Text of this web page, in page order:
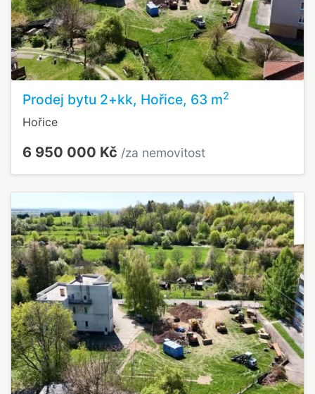
Prodej bytu 2+kk, Hořice, 63 m2
Hořice
6 950 000 Kč /za nemovitost